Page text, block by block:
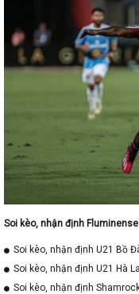
Soi kèo, nhận định
Soi kèo, nhận định U21 Bồ
Soi kèo, nhận định U21 Hà
Soi kèo, nhận định